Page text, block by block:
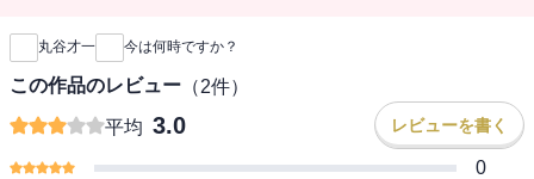
新刊通知
丸谷才一 今は何時ですか？
この作品のレビュー （2件）
平均 3.0 レビューを書く
0